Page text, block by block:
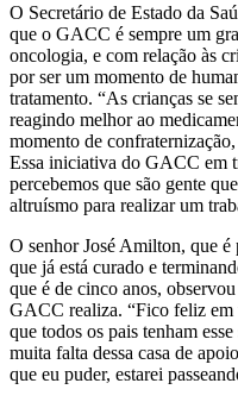
O Secretário de Estado da
que o GACC é sempre um
oncologia, e com relação às
por ser um momento de
tratamento. “As crianças se
reagindo melhor ao
momento de
Essa iniciativa do GACC em
percebemos que são gente
altruísmo para realizar um
O senhor José Amilton, que
que já está curado e
que é de cinco anos,
GACC realiza. “Fico feliz
que todos os pais tenham
muita falta dessa casa de
que eu puder, estarei